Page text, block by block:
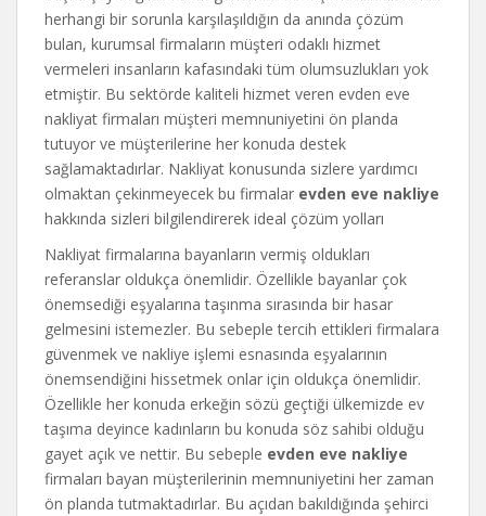
herhangi bir sorunla karşılaşıldığın da anında çözüm
bulan, kurumsal firmaların müşteri odaklı hizmet
vermeleri insanların kafasındaki tüm olumsuzlukları yok
etmiştir. Bu sektörde kaliteli hizmet veren evden eve
nakliyat firmaları müşteri memnuniyetini ön planda
tutuyor ve müşterilerine her konuda destek
sağlamaktadırlar. Nakliyat konusunda sizlere yardımcı
olmaktan çekinmeyecek bu firmalar evden eve nakliye
hakkında sizleri bilgilendirerek ideal çözüm yolları
Nakliyat firmalarına bayanların vermiş oldukları
referanslar oldukça önemlidir. Özellikle bayanlar çok
önemsediği eşyalarına taşınma sırasında bir hasar
gelmesini istemezler. Bu sebeple tercih ettikleri firmalara
güvenmek ve nakliye işlemi esnasında eşyalarının
önemsendiğini hissetmek onlar için oldukça önemlidir.
Özellikle her konuda erkeğin sözü geçtiği ülkemizde ev
taşıma deyince kadınların bu konuda söz sahibi olduğu
gayet açık ve nettir. Bu sebeple evden eve nakliye
firmaları bayan müşterilerinin memnuniyetini her zaman
ön planda tutmaktadırlar. Bu açıdan bakıldığında şehirci